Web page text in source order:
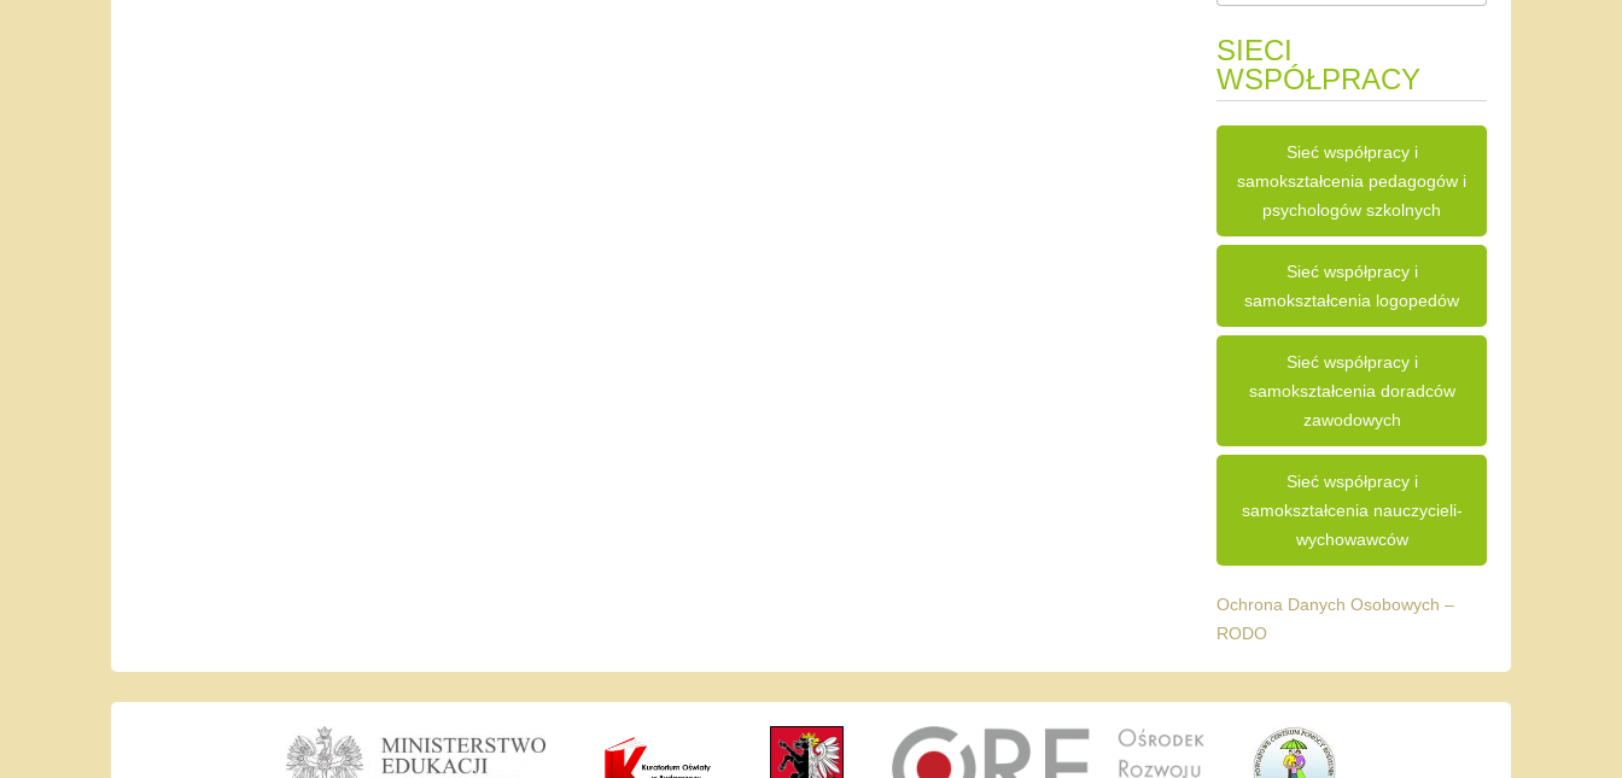
SIECI
WSPÓŁPRACY
Sieć współpracy i
samokształcenia pedagogów i
psychologów szkolnych
Sieć współpracy i
samokształcenia logopedów
Sieć współpracy i
samokształcenia doradców
zawodowych
Sieć współpracy i
samokształcenia nauczycieli-
wychowawców
Ochrona Danych Osobowych –
RODO